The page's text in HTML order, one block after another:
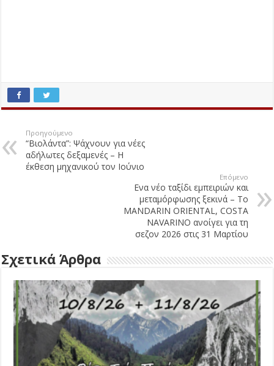
Προηγούμενο
“Βιολάντα”: Ψάχνουν για νέες
αδήλωτες δεξαμενές – Η
έκθεση μηχανικού τον Ιούνιο
Επόμενο
Ενα νέο ταξίδι εμπειριών και
μεταμόρφωσης ξεκινά – Το
MANDARIN ORIENTAL, COSTA
NAVARINO ανοίγει για τη
σεζον 2026 στις 31 Μαρτίου
Σχετικά Άρθρα